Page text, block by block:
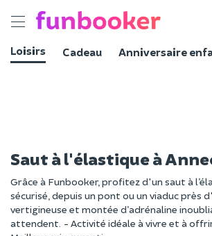
Toggle
Loisirs
Cadeau Anniversaire
Saut à l'élastique à
Grâce à Funbooker, profitez d'un saut à
sécurisé, depuis un pont ou un viaduc près
vertigineuse et montée d’adrénaline
attendent. - Activité idéale à vivre et à